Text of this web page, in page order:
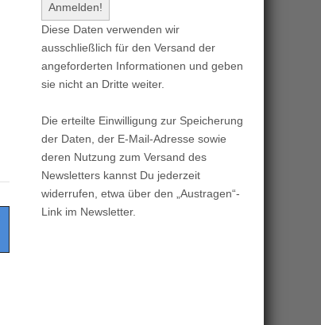
Diese Daten verwenden wir
ausschließlich für den Versand der
angeforderten Informationen und geben
sie nicht an Dritte weiter.
Die erteilte Einwilligung zur Speicherung
der Daten, der E-Mail-Adresse sowie
deren Nutzung zum Versand des
Newsletters kannst Du jederzeit
widerrufen, etwa über den „Austragen“-
Link im Newsletter.